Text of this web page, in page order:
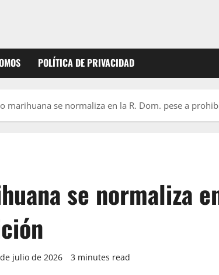
POLÍTICA DE PRIVACIDAD
marihuana se normaliza en la R. Dom. pese a
se normaliza
julio de 2026 3 minutes read